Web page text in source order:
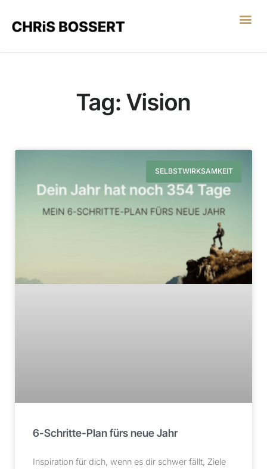
Tag: Vision
SELBSTWIRKSAMKEIT
6-Schritte-Plan fürs neue Jahr
Inspiration für dich, wenn es dir schwer fällt, Ziele